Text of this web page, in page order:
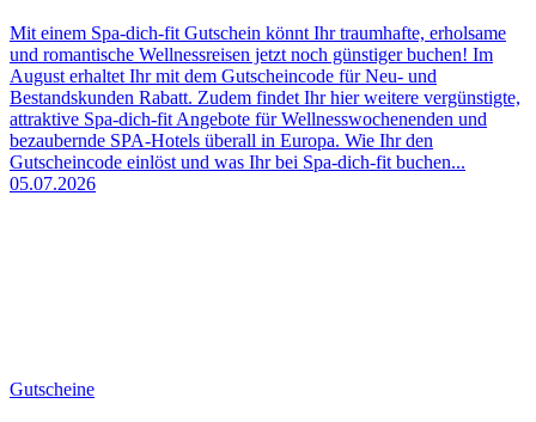
Mit einem Spa-dich-fit Gutschein könnt Ihr traumhafte, erholsame
und romantische Wellnessreisen jetzt noch günstiger buchen! Im
August erhaltet Ihr mit dem Gutscheincode für Neu- und
Bestandskunden Rabatt. Zudem findet Ihr hier weitere vergünstigte,
attraktive Spa-dich-fit Angebote für Wellnesswochenenden und
bezaubernde SPA-Hotels überall in Europa. Wie Ihr den
Gutscheincode einlöst und was Ihr bei Spa-dich-fit buchen...
05.07.2026
Gutscheine